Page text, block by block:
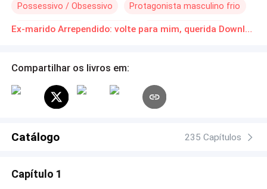
seu lugar ao lado de Simón. Furioso, Simón tentou anular
o casamento, mas o acordo já estava selado. Desde
esperando o dia em que pudesse se libertar dela e se
tentado provar sua inocência, Simón nunca acreditou
nela. Três anos depois, Isabella reaparece, e Simón
depois, Natália descobre que está grávida, mas Simón,
dá uma guinada cruel: ela acusa Natália de ser
Possessivo / Obsessivo Protagonista masculino frio
Coração Partido Divórcio Triângulo Amoroso Ex-marido Arrependido: volte para mim, querida Download gratuito de Novelas Online em PDF
Compartilhar os livros em:
Catálogo 235 Capítulos
Capítulo 1